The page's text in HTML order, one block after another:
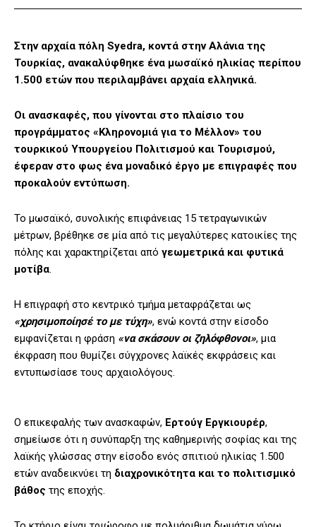
Στην αρχαία πόλη Syedra, κοντά στην Αλάνια της
Τουρκίας, ανακαλύφθηκε ένα μωσαϊκό ηλικίας περίπου
1.500 ετών που περιλαμβάνει αρχαία ελληνικά.
Οι ανασκαφές, που γίνονται στο πλαίσιο του
προγράμματος «Κληρονομιά για το Μέλλον» του
τουρκικού Υπουργείου Πολιτισμού και Τουρισμού,
έφεραν στο φως ένα μοναδικό έργο με επιγραφές που
προκαλούν εντύπωση.
Το μωσαϊκό, συνολικής επιφάνειας 15 τετραγωνικών
μέτρων, βρέθηκε σε μία από τις μεγαλύτερες κατοικίες της
πόλης και χαρακτηρίζεται από γεωμετρικά και φυτικά
μοτίβα.
Η επιγραφή στο κεντρικό τμήμα μεταφράζεται ως
«χρησιμοποίησέ το με τύχη», ενώ κοντά στην είσοδο
εμφανίζεται η φράση «να σκάσουν οι ζηλόφθονοι», μια
έκφραση που θυμίζει σύγχρονες λαϊκές εκφράσεις και
εντυπωσίασε τους αρχαιολόγους.
Ο επικεφαλής των ανασκαφών, Ερτούγ Εργκιουρέρ,
σημείωσε ότι η συνύπαρξη της καθημερινής σοφίας και της
λαϊκής γλώσσας στην είσοδο ενός σπιτιού ηλικίας 1.500
ετών αναδεικνύει τη διαχρονικότητα και το πολιτισμικό
βάθος της εποχής.